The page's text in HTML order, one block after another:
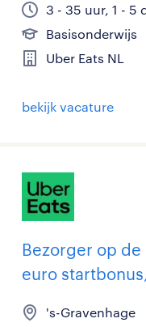
3 - 35 uur, 1 - 5
Basisonderwijs
Uber Eats NL
bekijk vacature
Bezorger op
euro
's-Gravenhage